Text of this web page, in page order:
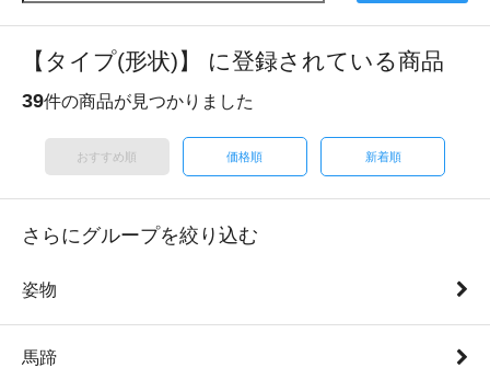
【タイプ(形状)】 に登録されている商品
39件の商品が見つかりました
おすすめ順 価格順 新着順
さらにグループを絞り込む
姿物
馬蹄